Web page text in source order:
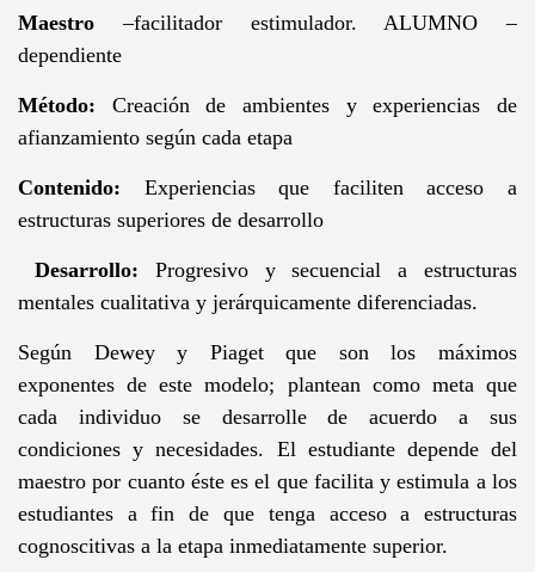
Maestro–facilitador estimulador. ALUMNO –
dependiente
Método: Creación de ambientes y experiencias de
afianzamiento según cada etapa
Contenido: Experiencias que faciliten acceso a
estructuras superiores de desarrollo
Desarrollo: Progresivo y secuencial a estructuras
mentales cualitativa y jerárquicamente diferenciadas.
Según Dewey y Piaget que son los máximos
exponentes de este modelo; plantean como meta que
cada individuo se desarrolle de acuerdo a sus
condiciones y necesidades. El estudiante depende del
maestro por cuanto éste es el que facilita y estimula a los
estudiantes a fin de que tenga acceso a estructuras
cognoscitivas a la etapa inmediatamente superior.